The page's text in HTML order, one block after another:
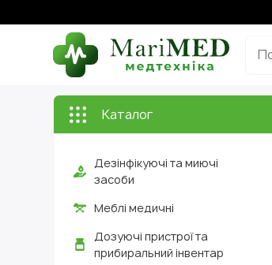
Каталог
Дезінфікуючі та миючі
засоби
Меблі медичні
Дозуючі пристрої та
прибиральний інвентар